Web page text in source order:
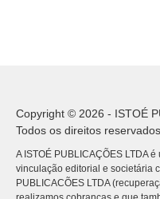
Copyright © 2026 - ISTOÉ
Todos os direitos reservados.
A ISTOÉ PUBLICAÇÕES LTDA
vinculação editorial e societária
PUBLICACÕES LTDA